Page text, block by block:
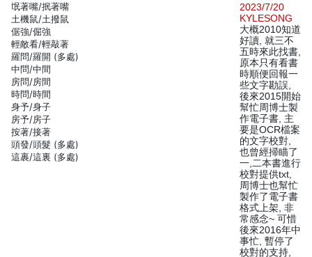
氓著嘴/抿著嘴
土機鼠/土撥鼠
倨強/倔強
輕敵看/輕敲著
羅問/羅開 (多處)
中問/中間
房問/房間
時問/時間
身予/身子
房予/房子
按著/接著
頭發/頭髮 (多處)
這裹/這裏 (多處)
2023/7/20
KYLESONG
大概2010知道
好讀, 就三不
五時來此找書,
原本只有看書
時順便回報一
些文字勘誤,
後來2015開始
幫忙周博士製
作電子書, 主
要是OCR檔案
的文字校對,
也曾經掃瞄了
一,二本書進行
校對提供txt,
周博士也幫忙
製作了電子書
格式上架, 非
常感念~ 可惜
後來2016年中
事忙, 暫停了
校對的支持,